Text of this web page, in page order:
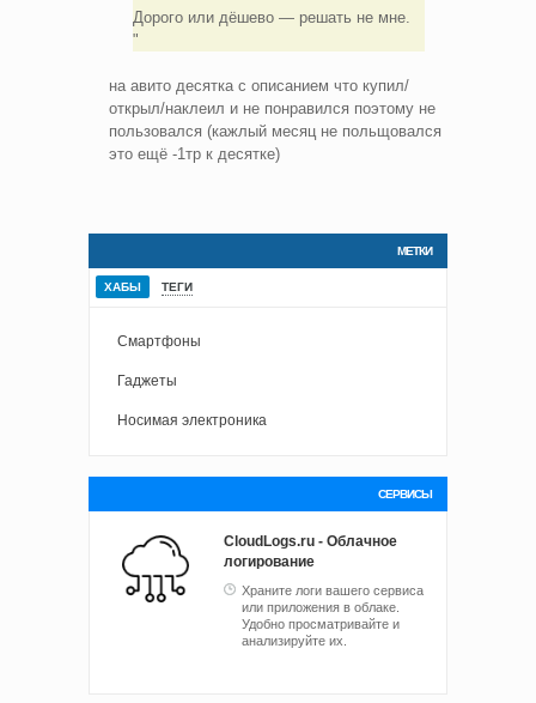
Дорого или дёшево — решать не мне.
на авито десятка с описанием что купил/
открыл/наклеил и не понравился поэтому не
пользовался (кажлый месяц не польщовался
это ещё -1тр к десятке)
МЕТКИ
ХАБЫ ТЕГИ
Смартфоны
Гаджеты
Носимая электроника
СЕРВИСЫ
CloudLogs.ru - Облачное
логирование
Храните логи вашего сервиса
или приложения в облаке.
Удобно просматривайте и
анализируйте их.